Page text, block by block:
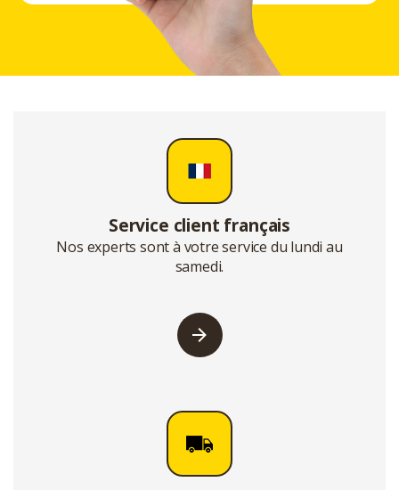
Service client français
Nos experts sont à votre service du lundi au
samedi.